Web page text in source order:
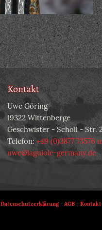
Kontakt
Uwe Göring
19322 Wittenberge
Geschwister - Scholl - Str.
Telefon:+49 (0)3877 73576
uwe@laguiole-germany.de
Datenschutzerklärung- AGB - Kontakt